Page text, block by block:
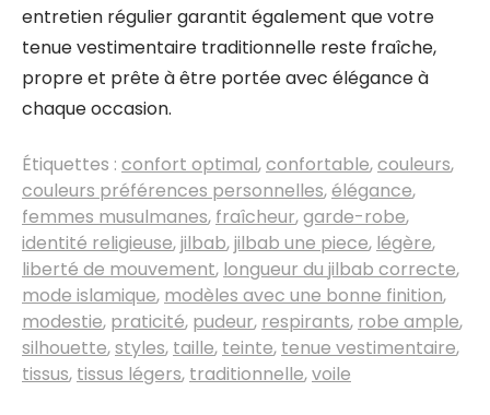
entretien régulier garantit également que votre
tenue vestimentaire traditionnelle reste fraîche,
propre et prête à être portée avec élégance à
chaque occasion.
Étiquettes : confort optimal,confortable,couleurs,
couleurs préférences personnelles,élégance,
femmes musulmanes, fraîcheur,garde-robe,
identité religieuse,jilbab,jilbab une piece, légère,
liberté de mouvement, longueur du jilbab correcte,
mode islamique, modèles avec une bonne finition,
modestie, praticité, pudeur, respirants, robe ample,
silhouette,styles, taille, teinte, tenue vestimentaire,
tissus, tissus légers, traditionnelle,voile